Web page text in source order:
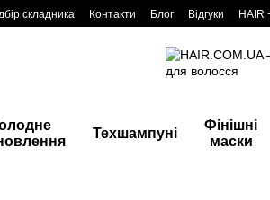
складника Контакти Блог Відгуки HAIR
Техшампуні
Фінішні
маски